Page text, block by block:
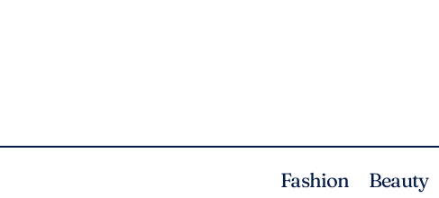
Fashion Beauty